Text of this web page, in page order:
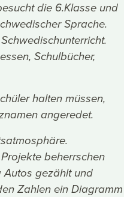
die 6.Klasse und
Sprache.
Schulbücher,
halten müssen,
angeredet.
beherrschen
Autos gezählt und
Zahlen ein Diagramm